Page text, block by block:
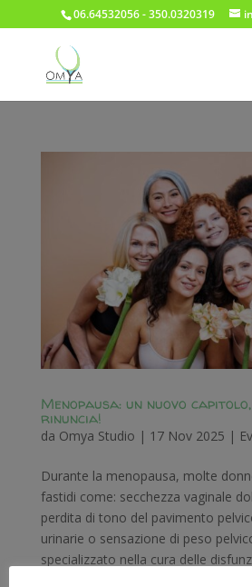
06.64532056 - 350.0320319
Menopausa: un nuovo
rinuncia!
da Omya Studio | 17 Nov 2025 |
Durante la menopausa, molte
fastidi come: secchezza vaginale
perdita di tono del pavimento
urinarie o sensazione di peso
specializzato nella cura delle